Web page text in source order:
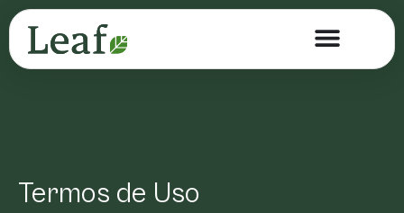
Termos de Uso